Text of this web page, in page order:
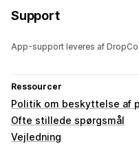
Support
App-support leveres af
Ressourcer
Politik om beskyttelse af
Ofte stillede spørgsmål
Vejledning